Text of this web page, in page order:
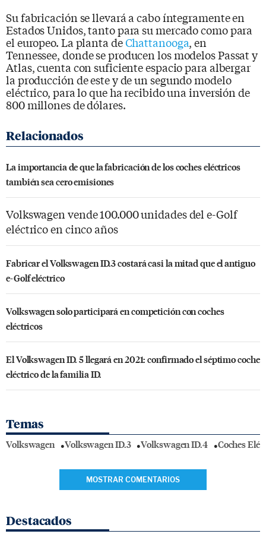
Su fabricación se llevará a cabo íntegramente en
Estados Unidos, tanto para su mercado como para
el europeo. La planta deChattanooga, en
Tennessee, donde se producen los modelos Passat y
Atlas, cuenta con suficiente espacio para albergar
la producción de este y de un segundo modelo
eléctrico, para lo que ha recibido una inversión de
800 millones de dólares.
La importancia de que la fabricación de los coches eléctricos
también sea cero emisiones
Volkswagen vende 100.000 unidades del e-Golf
eléctrico en cinco años
Fabricar el Volkswagen ID.3 costará casi la mitad que el antiguo
e-Golf eléctrico
Volkswagen solo participará en competición con coches
eléctricos
El Volkswagen ID. 5 llegará en 2021: confirmado el séptimo coche
eléctrico de la familia ID.
Temas
Volkswagen Volkswagen ID.3 Volkswagen ID.4 Coches
MOSTRAR COMENTARIOS
Destacados